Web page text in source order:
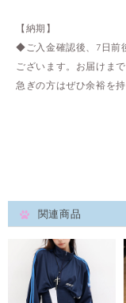
【納期】
◆ご入金確認後、7日前
ございます。お届けま
急ぎの方はぜひ余裕を
関連商品